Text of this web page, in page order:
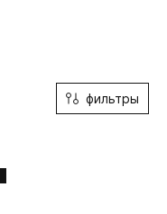
фильтры